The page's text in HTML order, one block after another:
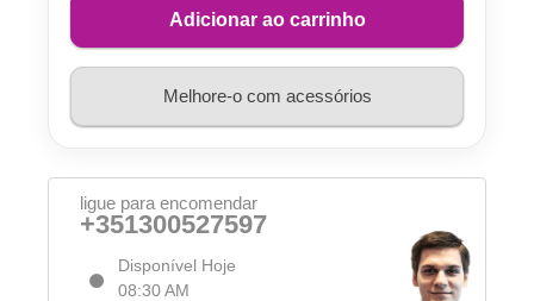
Adicionar ao carrinho
Melhore-o com acessórios
ligue para encomendar
+351300527597
Disponível Hoje
08:30 AM